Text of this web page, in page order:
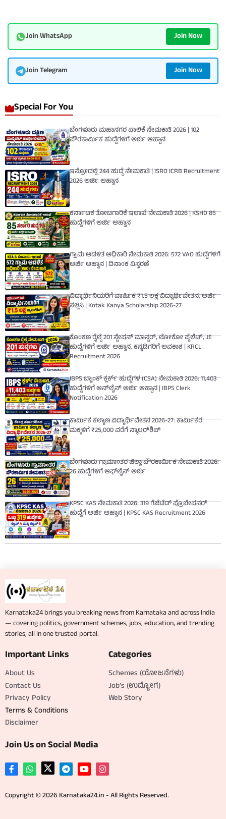
Join WhatsApp Join Now
Join Telegram Join Now
Special For You
ಬೆಂಗಳೂರು ಮಹಾನಗರ ಪಾಲಿಕೆ ನೇಮಕಾತಿ 2026 | 102
ಪೌರಕಾರ್ಮಿಕ ಹುದ್ದೆಗಳಿಗೆ ಅರ್ಜಿ ಆಹ್ವಾನ
ಇಸ್ರೋದಲ್ಲಿ 244 ಹುದ್ದೆ ನೇಮಕಾತಿ | ISRO ICRB Recruitment
2026 ಅರ್ಜಿ ಆಹ್ವಾನ
ಕರ್ನಾಟಕ ತೋಟಗಾರಿಕೆ ಇಲಾಖೆ ನೇಮಕಾತಿ 2026 | KSHD 85
ಹುದ್ದೆಗಳಿಗೆ ಅರ್ಜಿ ಆಹ್ವಾನ
ಗ್ರಾಮ ಆಡಳಿತ ಅಧಿಕಾರಿ ನೇಮಕಾತಿ 2026: 572 VAO ಹುದ್ದೆಗಳಿಗೆ
ಅರ್ಜಿ ಆಹ್ವಾನ | ದಿನಾಂಕ ವಿಸ್ತರಣೆ
ವಿದ್ಯಾರ್ಥಿನಿಯರಿಗೆ ವಾರ್ಷಿಕ ₹1.5 ಲಕ್ಷ ವಿದ್ಯಾರ್ಥಿವೇತನ, ಅರ್ಜಿ
ಸಲ್ಲಿಸಿ | Kotak Kanya Scholarship 2026-27
ಕೊಂಕಣ ರೈಲ್ವೆ 201 ಸ್ಟೇಷನ್ ಮಾಸ್ಟರ್, ಲೋಕೋ ಪೈಲೆಟ್, JE
ಹುದ್ದೆಗಳಿಗೆ ಅರ್ಜಿ ಆಹ್ವಾನ, ಕನ್ನಡಿಗರಿಗೆ ಅವಕಾಶ | KRCL
Recruitment 2026
IBPS ಬ್ಯಾಂಕ್ ಕ್ಲರ್ಕ್ ಹುದ್ದೆಗಳ (CSA) ನೇಮಕಾತಿ 2026: 11,403
ಹುದ್ದೆಗಳಿಗೆ ಆನ್‌ಲೈನ್ ಅರ್ಜಿ ಆಹ್ವಾನ | IBPS Clerk
Notification 2026
ಕಾರ್ಮಿಕ ಕಲ್ಯಾಣ ವಿದ್ಯಾರ್ಥಿವೇತನ 2026-27: ಕಾರ್ಮಿಕರ
ಮಕ್ಕಳಿಗೆ ₹25,000 ವರೆಗೆ ಸ್ಕಾಲರ್‌ಶಿಪ್
ಬೆಂಗಳೂರು ಗ್ರಾಮಾಂತರ ಜಿಲ್ಲಾ ಪೌರಕಾರ್ಮಿಕ ನೇಮಕಾತಿ 2026:
26 ಹುದ್ದೆಗಳಿಗೆ ಆಫ್‌ಲೈನ್ ಅರ್ಜಿ
KPSC KAS ನೇಮಕಾತಿ 2026: 319 ಗೆಜೆಟೆಡ್ ಪ್ರೊಬೇಷನರ್
ಹುದ್ದೆಗೆ ಅರ್ಜಿ ಆಹ್ವಾನ | KPSC KAS Recruitment 2026
Karnataka24 brings you breaking news from Karnataka and across India
— covering politics, government schemes, jobs, education, and trending
stories, all in one trusted portal.
Important Links
About Us
Contact Us
Privacy Policy
Terms & Conditions
Disclaimer
Categories
Schemes (ಯೋಜನೆಗಳು)
Job’s (ಉದ್ಯೋಗ)
Web Story
Join Us on Social Media
Copyright © 2026 Karnataka24.in - All Rights Reserved.